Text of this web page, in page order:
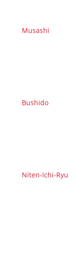
Musashi
Bushido
Niten-Ichi-Ryu